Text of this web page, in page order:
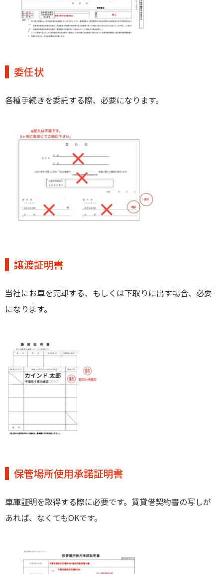
委任状
各種手続きを委託する際、必要になります。
譲渡証明書
当社にお車を売却する、もしくは下取りに出す場合、必要
になります。
保管場所使用承諾証明書
車庫証明を取得する際に必要です。賃貸借契約書の写しが
あれば、なくてもOKです。